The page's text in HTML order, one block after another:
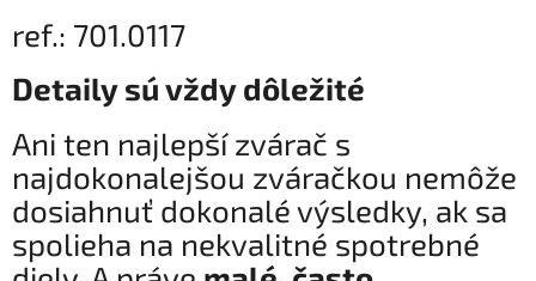
ref.: 701.0117
Detaily sú vždy dôležité
Ani ten najlepší zvárač s
najdokonalejšou zváračkou nemôže
dosiahnuť dokonalé výsledky, ak sa
spolieha na nekvalitné spotrebné